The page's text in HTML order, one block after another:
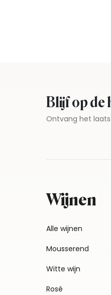
Blijf op de
Ontvang het
Wijnen
Alle wijnen
Mousserend
Witte wijn
Rosé